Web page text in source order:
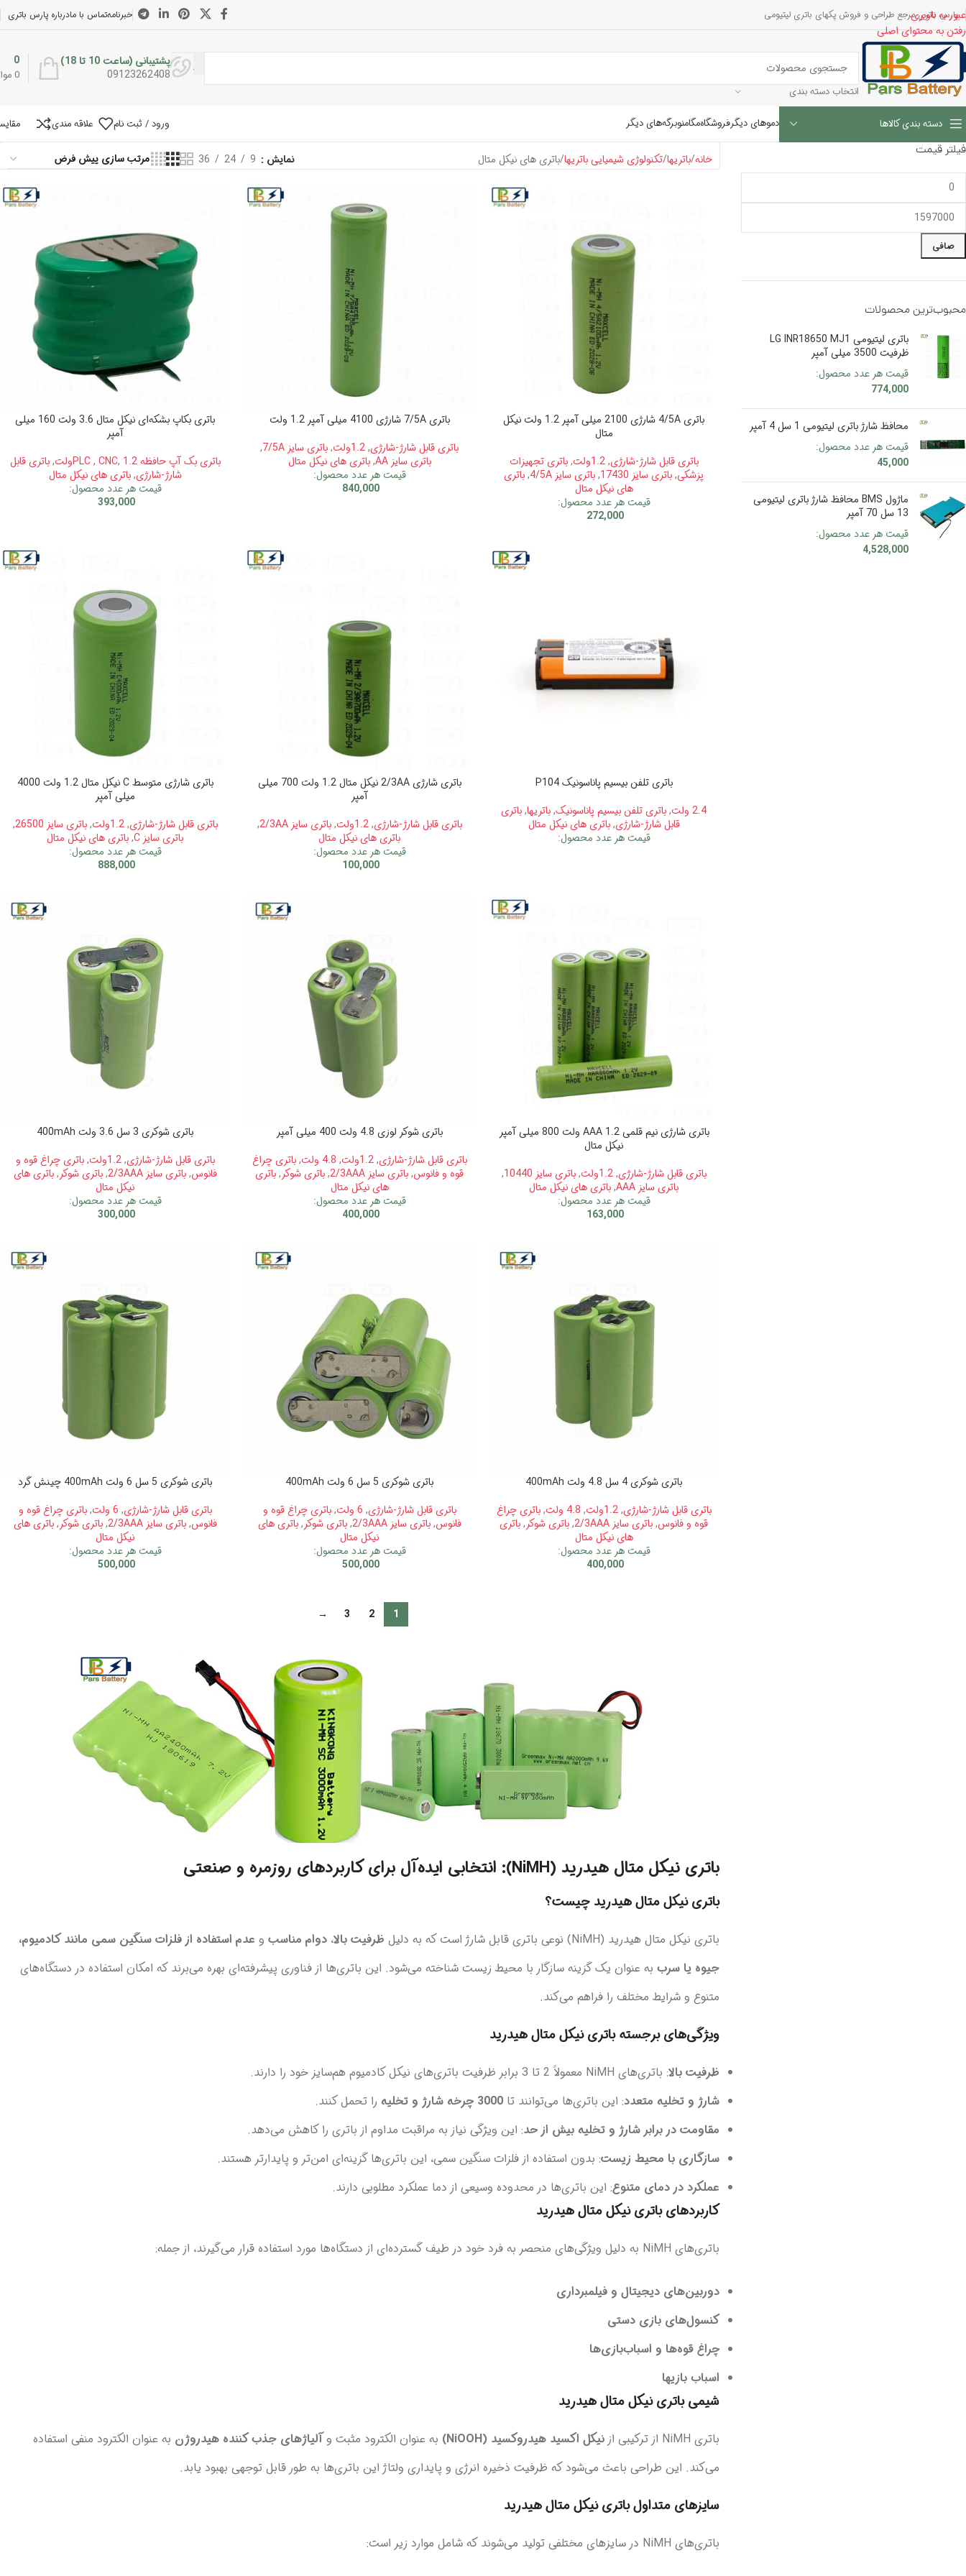
عبور به ناوبری
رفتن به محتوای اصلی
پارس باتری مرجع طراحی و فروش پکهای باتری لیتیومی خبرنامهتماس با مادرباره پارس باتری
انتخاب دسته بندی
پشتیبانی (ساعت 10 تا 18)
09123262408
0
0
دسته بندی کالاها دموهای دیگرفروشگاهمگامنوبرگه‌های دیگر ورود / ثبت نام علاقه مندی
فیلتر قیمت
صافی
محبوب‌ترین محصولات
باتری لیتیومی LG INR18650 MJ1
ظرفیت 3500 میلی آمپر
قیمت هر عدد محصول:
774,000
محافظ شارژ باتری لیتیومی 1 سل 4 آمپر
قیمت هر عدد محصول:
45,000
ماژول BMS محافظ شارژ باتری لیتیومی
13 سل 70 آمپر
قیمت هر عدد محصول:
4,528,000
خانه باتریها تکنولوژی شیمیایی باتریها باتری های نیکل متال نمایش 9
24
36
باتری 4/5A شارژی 2100 میلی آمپر 1.2 ولت نیکل
متال
باتری قابل شارژ-شارژی,1.2ولت ,باتری تجهیزات
پزشکی,باتری سایز 17430 ,باتری سایز 4/5A ,باتری
های نیکل متال
قیمت هر عدد محصول:
272,000
باتری 7/5A شارژی 4100 میلی آمپر 1.2 ولت
باتری قابل شارژ-شارژی,1.2ولت ,باتری سایز 7/5A
,
باتری سایز AA
,باتری های نیکل متال
قیمت هر عدد محصول:
840,000
باتری بکاپ بشکه‌ای نیکل متال 3.6 ولت 160 میلی
آمپر
باتری بک آپ حافظه PLC , CNC
, 1.2ولت ,باتری قابل
شارژ-شارژی,باتری های نیکل متال
قیمت هر عدد محصول:
393,000
باتری تلفن بیسیم پاناسونیک P104
2.4 ولت
,باتری تلفن بیسیم پاناسونیک,باتریها,باتری
قابل شارژ-شارژی,باتری های نیکل متال
قیمت هر عدد محصول:
باتری شارژی 2/3AA نیکل متال 1.2 ولت 700 میلی
آمپر
باتری قابل شارژ-شارژی,1.2ولت ,باتری سایز 2/3AA
,
باتری های نیکل متال
قیمت هر عدد محصول:
100,000
باتری شارژی متوسط C نیکل متال 1.2 ولت 4000
میلی آمپر
باتری قابل شارژ-شارژی,1.2ولت ,باتری سایز 26500
,
باتری سایز C
,باتری های نیکل متال
قیمت هر عدد محصول:
888,000
باتری شارژی نیم قلمی AAA 1.2 ولت 800 میلی آمپر
نیکل متال
باتری قابل شارژ-شارژی,1.2ولت ,باتری سایز 10440
,
باتری سایز AAA
,باتری های نیکل متال
قیمت هر عدد محصول:
163,000
باتری شوکر لوزی 4.8 ولت 400 میلی آمپر
باتری قابل شارژ-شارژی,1.2ولت , 4.8 ولت ,باتری چراغ
قوه و فانوس,باتری سایز 2/3AAA ,باتری شوکر,باتری
های نیکل متال
قیمت هر عدد محصول:
400,000
باتری شوکری 3 سل 3.6 ولت 400mAh
باتری قابل شارژ-شارژی,1.2ولت ,باتری چراغ قوه و
فانوس,باتری سایز 2/3AAA ,باتری شوکر,باتری های
نیکل متال
قیمت هر عدد محصول:
300,000
باتری شوکری 4 سل 4.8 ولت 400mAh
باتری قابل شارژ-شارژی,1.2ولت , 4.8 ولت ,باتری چراغ
قوه و فانوس,باتری سایز 2/3AAA ,باتری شوکر,باتری
های نیکل متال
قیمت هر عدد محصول:
400,000
باتری شوکری 5 سل 6 ولت 400mAh
باتری قابل شارژ-شارژی, 6 ولت ,باتری چراغ قوه و
فانوس,باتری سایز 2/3AAA ,باتری شوکر,باتری های
نیکل متال
قیمت هر عدد محصول:
500,000
باتری شوکری 5 سل 6 ولت 400mAh چینش گرد
باتری قابل شارژ-شارژی, 6 ولت ,باتری چراغ قوه و
فانوس,باتری سایز 2/3AAA ,باتری شوکر,باتری های
نیکل متال
قیمت هر عدد محصول:
500,000
1
2
3
→
باتری نیکل متال هیدرید (NiMH): انتخابی ایده‌آل برای کاربردهای روزمره و صنعتی
باتری نیکل متال هیدرید چیست؟
باتری نیکل متال هیدرید (NiMH) نوعی باتری قابل شارژ است که به دلیل ظرفیت بالا،دوام مناسب وعدم استفاده از فلزات سنگین سمی مانند کادمیوم،
جیوه یا سرب به عنوان یک گزینه سازگار با محیط زیست شناخته می‌شود. این باتری‌ها از فناوری پیشرفته‌ای بهره می‌برند که امکان استفاده در دستگاه‌های
متنوع و شرایط مختلف را فراهم می‌کند.
ویژگی‌های برجسته باتری نیکل متال هیدرید
ظرفیت بالا: باتری‌های NiMH معمولاً 2 تا 3 برابر ظرفیت باتری‌های نیکل کادمیوم هم‌سایز خود را دارند.
شارژ و تخلیه متعدد: این باتری‌ها می‌توانند تا3000 چرخه شارژ و تخلیه
را تحمل کنند.
مقاومت در برابر شارژ و تخلیه بیش از حد: این ویژگی نیاز به مراقبت مداوم از باتری را کاهش می‌دهد.
سازگاری با محیط زیست: بدون استفاده از فلزات سنگین سمی، این باتری‌ها گزینه‌ای امن‌تر و پایدارتر هستند.
عملکرد در دمای متنوع: این باتری‌ها در محدوده وسیعی از دما عملکرد مطلوبی دارند.
کاربردهای باتری نیکل متال هیدرید
باتری‌های NiMH به دلیل ویژگی‌های منحصر به فرد خود در طیف گسترده‌ای از دستگاه‌ها مورد استفاده قرار می‌گیرند، از جمله:
دوربین‌های دیجیتال و فیلمبرداری
کنسول‌های بازی دستی
چراغ قوه‌ها و اسباب‌بازی‌ها
اسباب بازیها
شیمی باتری نیکل متال هیدرید
باتری NiMH از ترکیبی از نیکل اکسید هیدروکسید (NiOOH) به عنوان الکترود مثبت وآلیاژهای جذب کننده هیدروژن به عنوان الکترود منفی استفاده
می‌کند. این طراحی باعث می‌شود که ظرفیت ذخیره انرژی و پایداری ولتاژ این باتری‌ها به طور قابل توجهی بهبود یابد.
سایزهای متداول باتری نیکل متال هیدرید
باتری‌های NiMH در سایزهای مختلفی تولید می‌شوند که شامل موارد زیر است: